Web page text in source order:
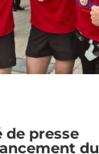
de presse
du